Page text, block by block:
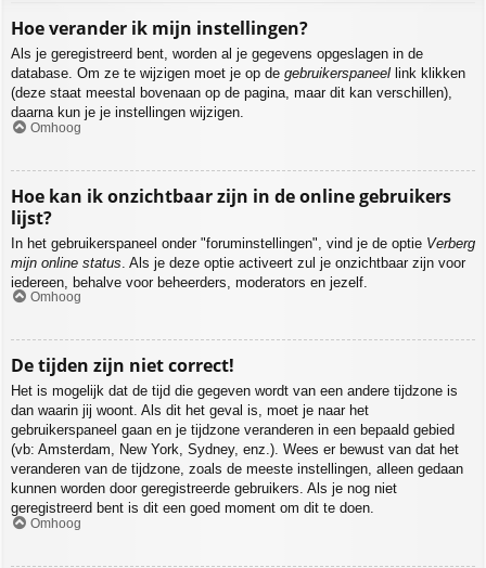
Hoe verander ik mijn instellingen?
Als je geregistreerd bent, worden al je gegevens opgeslagen in de
database. Om ze te wijzigen moet je op de gebruikerspaneel link klikken
(deze staat meestal bovenaan op de pagina, maar dit kan verschillen),
daarna kun je je instellingen wijzigen.
Omhoog
Hoe kan ik onzichtbaar zijn in de online gebruikers
lijst?
In het gebruikerspaneel onder "foruminstellingen", vind je de optie Verberg
mijn online status . Als je deze optie activeert zul je onzichtbaar zijn voor
iedereen, behalve voor beheerders, moderators en jezelf.
Omhoog
De tijden zijn niet correct!
Het is mogelijk dat de tijd die gegeven wordt van een andere tijdzone is
dan waarin jij woont. Als dit het geval is, moet je naar het
gebruikerspaneel gaan en je tijdzone veranderen in een bepaald gebied
(vb: Amsterdam, New York, Sydney, enz.). Wees er bewust van dat het
veranderen van de tijdzone, zoals de meeste instellingen, alleen gedaan
kunnen worden door geregistreerde gebruikers. Als je nog niet
geregistreerd bent is dit een goed moment om dit te doen.
Omhoog